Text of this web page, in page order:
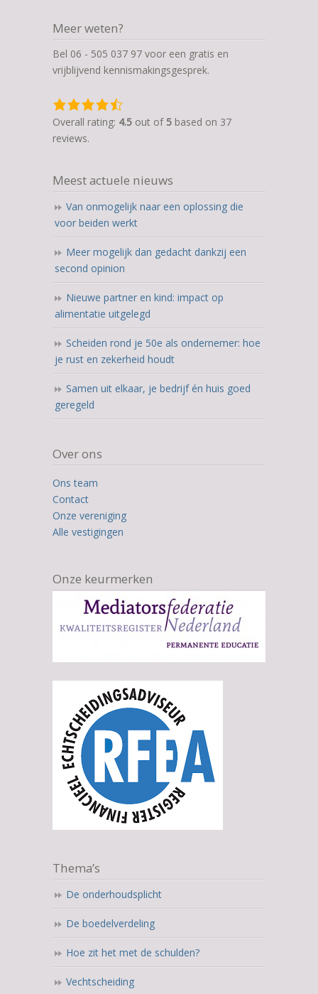
Meer weten?
Bel 06 - 505 037 97 voor een gratis en
vrijblijvend kennismakingsgesprek.
4,5
rating
based
ratings
Overall rating: 4.5 out of 5 based on 37
reviews.
Meest actuele nieuws
Van onmogelijk naar een oplossing die
voor beiden werkt
Meer mogelijk dan gedacht dankzij een
second opinion
Nieuwe partner en kind: impact op
alimentatie uitgelegd
Scheiden rond je 50e als ondernemer: hoe
je rust en zekerheid houdt
Samen uit elkaar, je bedrijf én huis goed
geregeld
Over ons
Ons team
Contact
Onze vereniging
Alle vestigingen
Onze keurmerken
Thema’s
De onderhoudsplicht
De boedelverdeling
Hoe zit het met de schulden?
Vechtscheiding